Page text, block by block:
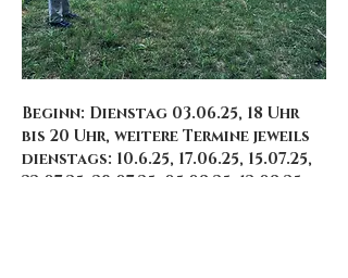
Beginn: Dienstag 03.06.25, 18 Uhr
bis 20 Uhr, weitere Termine jeweils
dienstags: 10.6.25, 17.06.25, 15.07.25,
22.07.25, 29.07.25, 05.08.25, 12.08.25